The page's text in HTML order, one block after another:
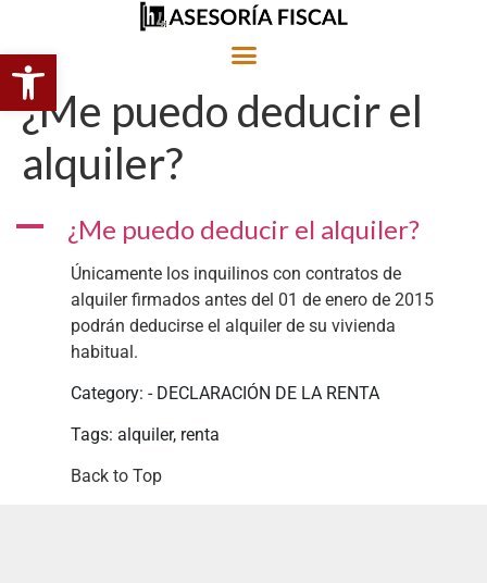
Abrir barra de herramientas
¿Me puedo deducir el
alquiler?
A ¿Me puedo deducir el alquiler?
Únicamente los inquilinos con contratos de
alquiler firmados antes del 01 de enero de 2015
podrán deducirse el alquiler de su vivienda
habitual.
Category: - DECLARACIÓN DE LA RENTA
Tags: alquiler, renta
Back to Top